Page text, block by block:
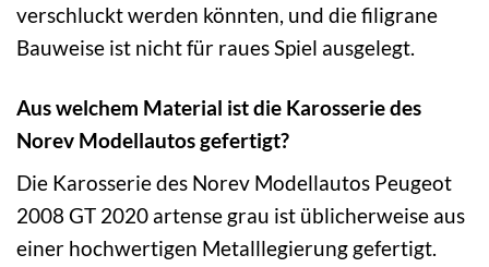
verschluckt werden könnten, und die filigrane
Bauweise ist nicht für raues Spiel ausgelegt.
Aus welchem Material ist die Karosserie des
Norev Modellautos gefertigt?
Die Karosserie des Norev Modellautos Peugeot
2008 GT 2020 artense grau ist üblicherweise aus
einer hochwertigen Metalllegierung gefertigt.